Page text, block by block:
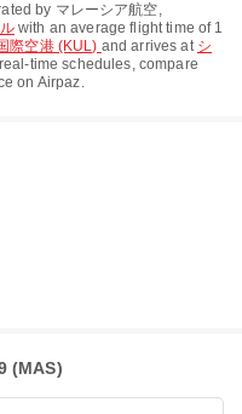
by マレーシア航空,
with an average flight time of 1
際空港 (KUL) and arrives at シ
time schedules, compare
on Airpaz.
(MAS)